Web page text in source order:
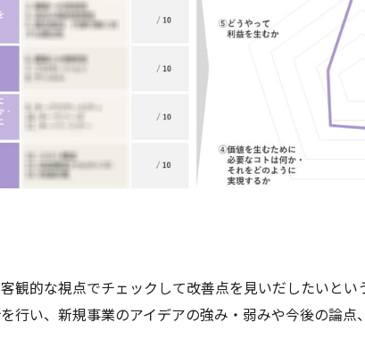
観的な視点でチェックして改善点を見いだしたいと
行い、新規事業のアイデアの強み・弱みや今後の論